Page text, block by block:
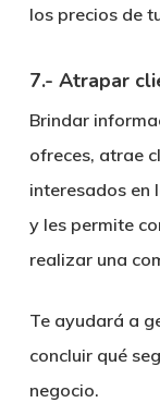
los precios de
7.- Atrapar
Brindar
ofreces, atrae
interesados en
y les permite
realizar una
Te ayudará a
concluir qué
negocio.